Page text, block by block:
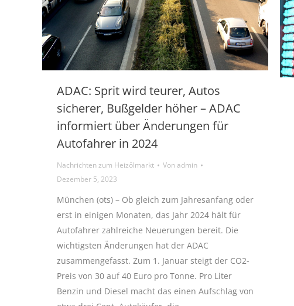
ADAC: Sprit wird teurer, Autos
sicherer, Bußgelder höher – ADAC
informiert über Änderungen für
Autofahrer in 2024
Nachrichten zum Heizölmarkt Vonadmin
Dezember 5, 2023
München (ots) – Ob gleich zum Jahresanfang oder
erst in einigen Monaten, das Jahr 2024 hält für
Autofahrer zahlreiche Neuerungen bereit. Die
wichtigsten Änderungen hat der ADAC
zusammengefasst. Zum 1. Januar steigt der CO2-
Preis von 30 auf 40 Euro pro Tonne. Pro Liter
Benzin und Diesel macht das einen Aufschlag von